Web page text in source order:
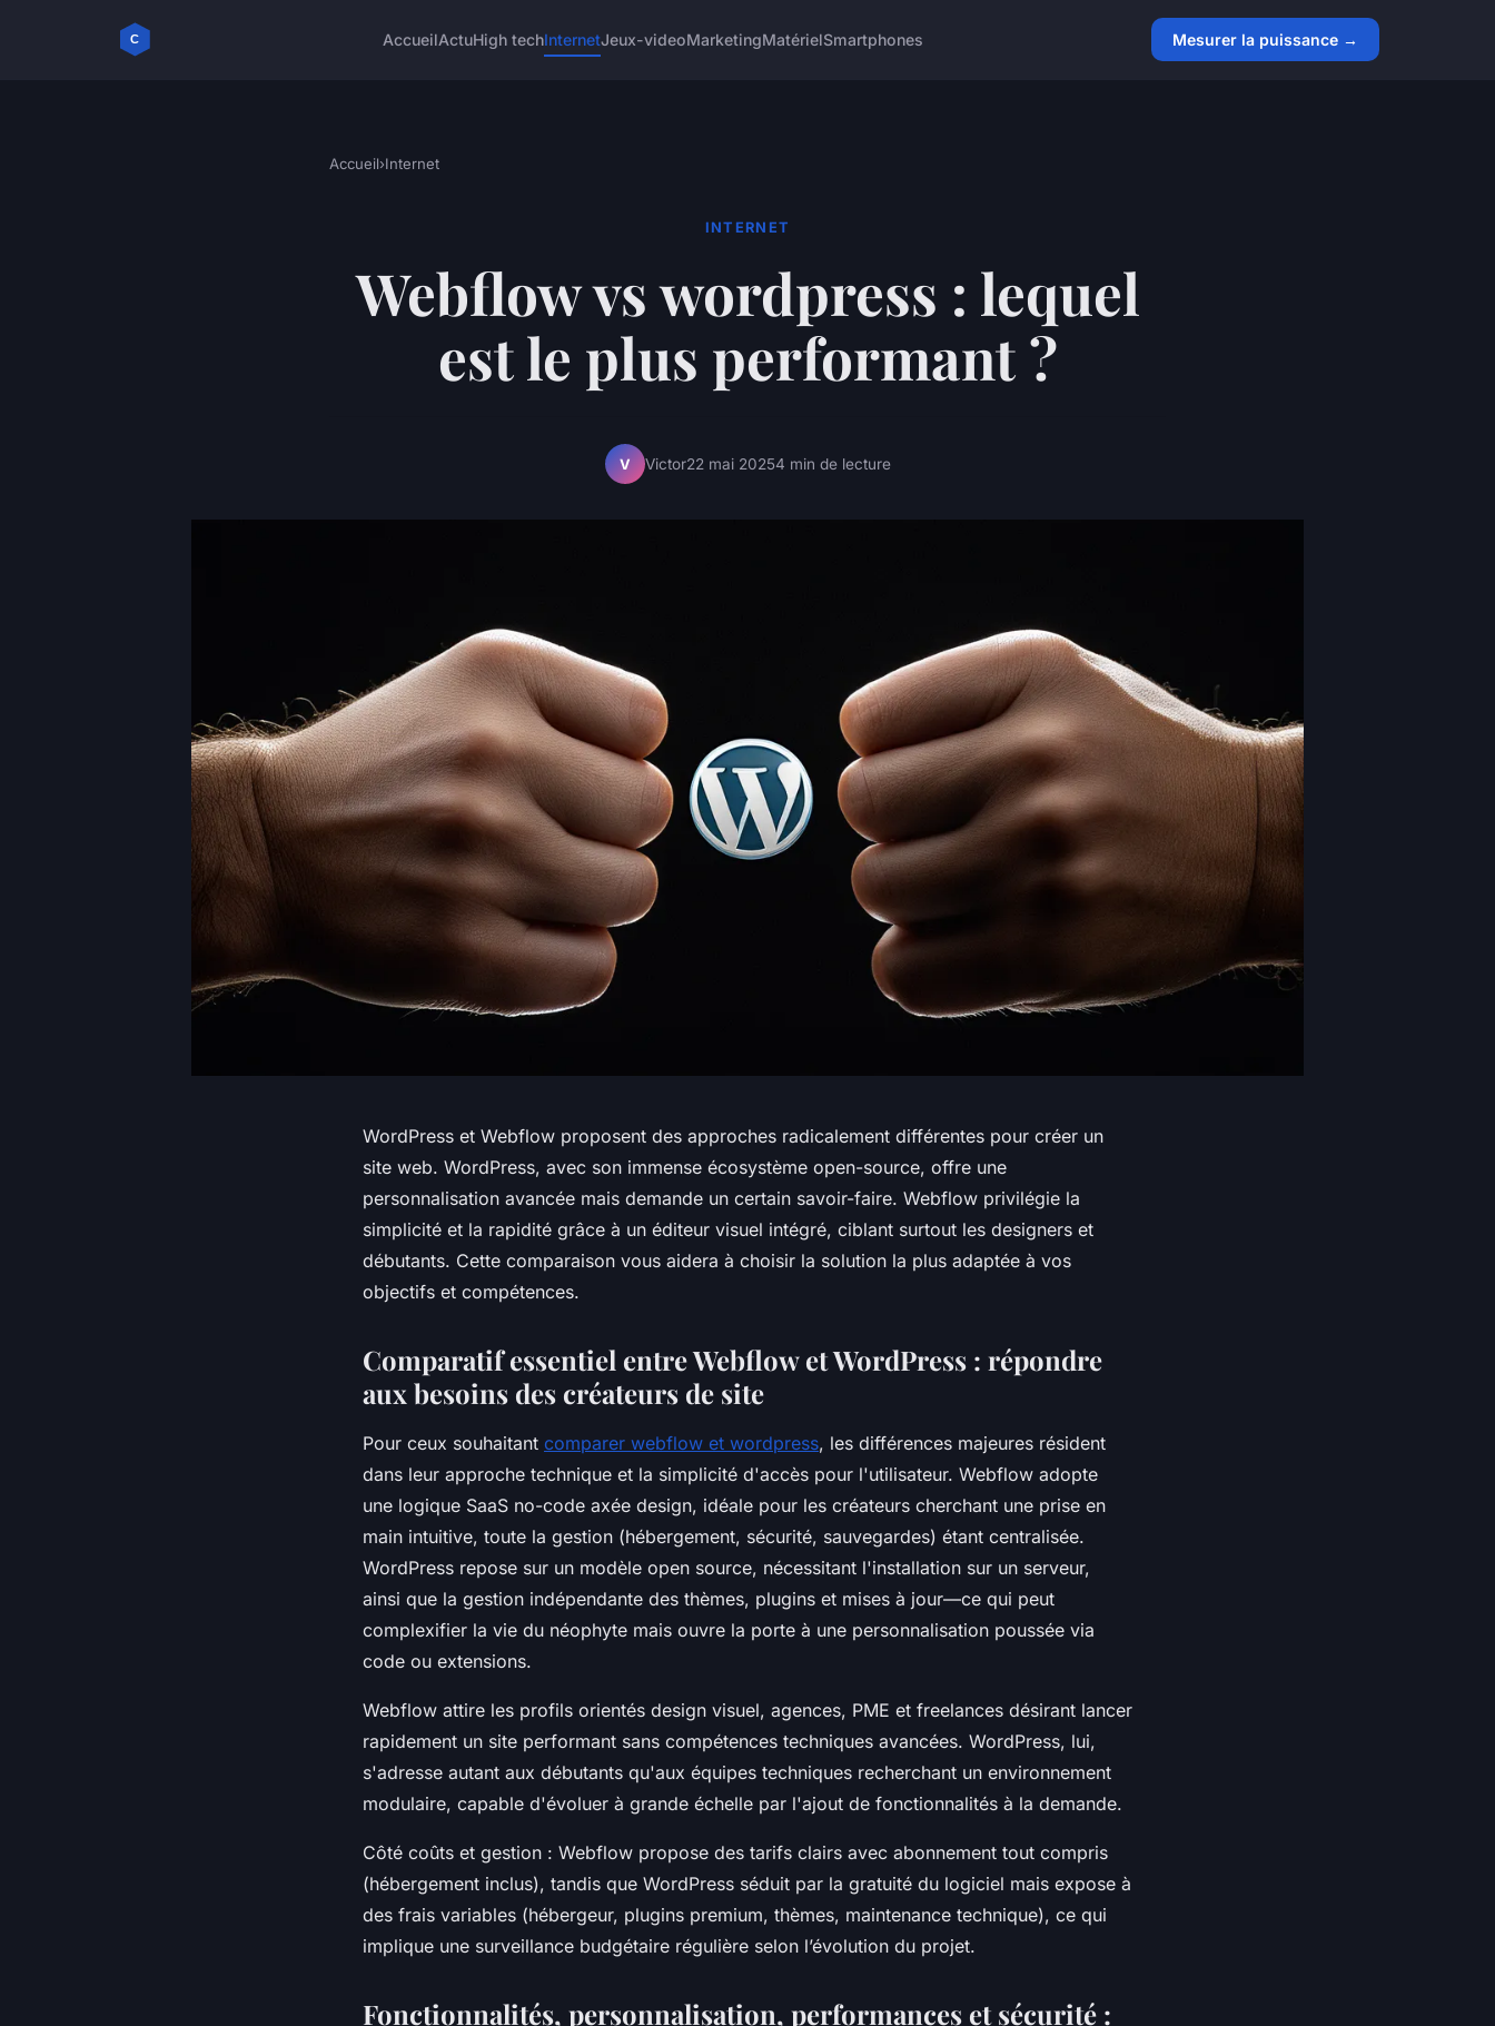
AccueilActuHigh techInternetJeux-videoMarketingMatérielSmartphones Mesurer la puissance →
Accueil›Internet
INTERNET
Webflow vs wordpress : lequel
est le plus performant ?
V Victor22 mai 20254 min de lecture
WordPress et Webflow proposent des approches radicalement différentes pour créer un
site web. WordPress, avec son immense écosystème open-source, offre une
personnalisation avancée mais demande un certain savoir-faire. Webflow privilégie la
simplicité et la rapidité grâce à un éditeur visuel intégré, ciblant surtout les designers et
débutants. Cette comparaison vous aidera à choisir la solution la plus adaptée à vos
objectifs et compétences.
Comparatif essentiel entre Webflow et WordPress : répondre
aux besoins des créateurs de site
Pour ceux souhaitant comparer webflow et wordpress, les différences majeures résident
dans leur approche technique et la simplicité d'accès pour l'utilisateur. Webflow adopte
une logique SaaS no-code axée design, idéale pour les créateurs cherchant une prise en
main intuitive, toute la gestion (hébergement, sécurité, sauvegardes) étant centralisée.
WordPress repose sur un modèle open source, nécessitant l'installation sur un serveur,
ainsi que la gestion indépendante des thèmes, plugins et mises à jour—ce qui peut
complexifier la vie du néophyte mais ouvre la porte à une personnalisation poussée via
code ou extensions.
Webflow attire les profils orientés design visuel, agences, PME et freelances désirant lancer
rapidement un site performant sans compétences techniques avancées. WordPress, lui,
s'adresse autant aux débutants qu'aux équipes techniques recherchant un environnement
modulaire, capable d'évoluer à grande échelle par l'ajout de fonctionnalités à la demande.
Côté coûts et gestion : Webflow propose des tarifs clairs avec abonnement tout compris
(hébergement inclus), tandis que WordPress séduit par la gratuité du logiciel mais expose à
des frais variables (hébergeur, plugins premium, thèmes, maintenance technique), ce qui
implique une surveillance budgétaire régulière selon l’évolution du projet.
Fonctionnalités, personnalisation, performances et sécurité :